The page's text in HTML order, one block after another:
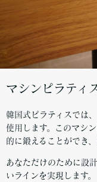
マシンピラティ
韓国式ピラティスでは
使用します。このマシ
的に鍛えることができ
あなただけのために設
いラインを実現します。